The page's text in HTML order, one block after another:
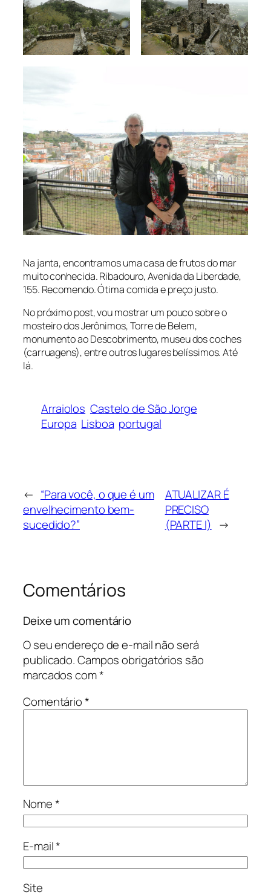
Na janta, encontramos uma casa de frutos do mar
muito conhecida. Ribadouro, Avenida da Liberdade,
155. Recomendo. Ótima comida e preço justo.
No próximo post, vou mostrar um pouco sobre o
mosteiro dos Jerônimos, Torre de Belem,
monumento ao Descobrimento, museu dos coches
(carruagens), entre outros lugares belíssimos. Até
lá.
Arraiolos Castelo de São Jorge
Europa Lisboa portugal
← “Para você, o que é um
envelhecimento bem-
sucedido?”
ATUALIZAR É
PRECISO
(PARTE I) →
Comentários
Deixe um comentário
O seu endereço de e-mail não será
publicado.Campos obrigatórios são
marcados com*
Comentário*
Nome*
E-mail*
Site